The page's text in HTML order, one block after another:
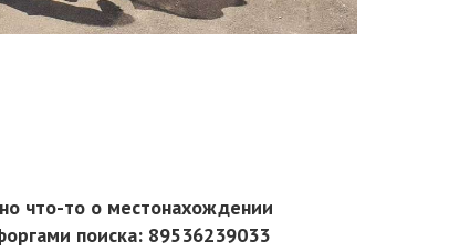
что-то о местонахождении
поиска: 89536239033